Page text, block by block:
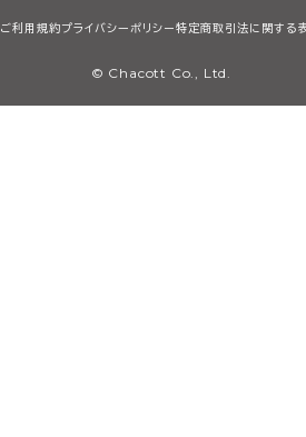
ご利用規約プライバシーポリシー 特定商取引法に関する
© Chacott Co., Ltd.